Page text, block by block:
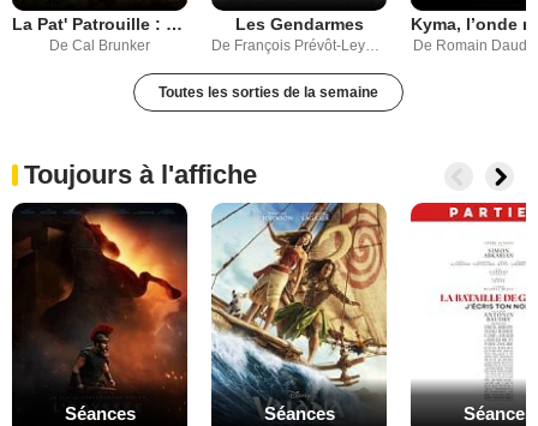
La Pat' Patrouille : Le film mission Dino
De Cal Brunker
Les Gendarmes
De François Prévôt-Leygonie, Stephan Archinard De Romain
Toutes les sorties de la semaine
Toujours à l'affiche
Séances Séances Séances